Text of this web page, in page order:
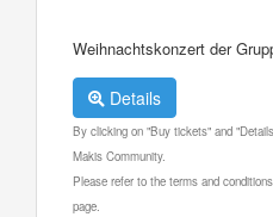
Weihnachtskonzert der
Details
By clicking on "Buy tickets" and
Makis Community.
Please refer to the terms and
page.